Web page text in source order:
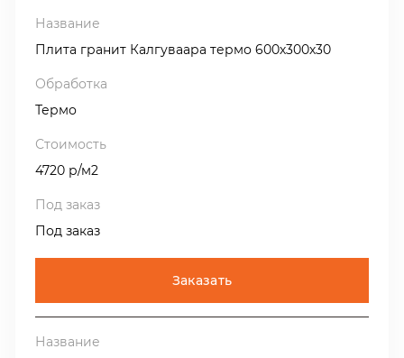
Плита гранит Калгуваара термо 600х300х30
Термо
4720 р/м2
Под заказ
Заказать